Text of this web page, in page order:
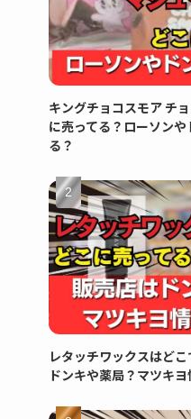
キングチョコスモア チ
に売ってる？ローソン
る？
レタッチワックスはど
ドンキや薬局？マツキヨ